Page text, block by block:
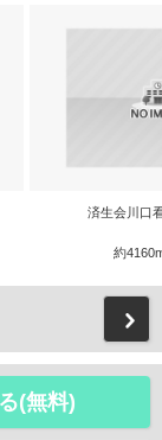
済生会川口
約
(無料)